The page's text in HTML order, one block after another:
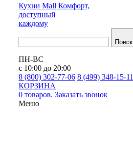
Кухни Mall Комфорт,
доступный
каждому
Поиск
ПН-ВС
с 10:00 до 20:00
8 (800) 302-77-06 8 (499) 348-15-11
КОРЗИНА
0 товаров. Заказать звонок
Меню